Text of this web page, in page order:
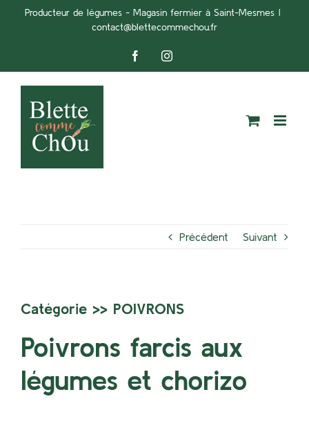
PasserProducteur de légumes - Magasin fermier à Saint-Mesmes |
contact@blettecommechou.fr
FacebookInstagram
Précédent Suivant
Catégorie >> POIVRONS
Poivrons farcis aux
légumes et chorizo